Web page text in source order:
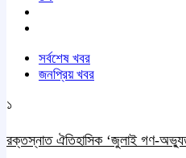
সর্বশেষ খবর
জনপ্রিয় খবর
১
রক্তস্নাত ঐতিহাসিক ‌‘জুলাই গণ-